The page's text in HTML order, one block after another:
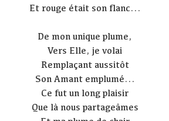
Et rouge était son flanc...
De mon unique plume,
Vers Elle, je volai
Remplaçant aussitôt
Son Amant emplumé...
Ce fut un long plaisir
Que là nous partageâmes